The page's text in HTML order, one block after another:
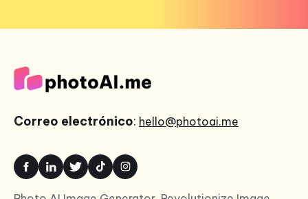
Correo electrónico: hello@photoai.me